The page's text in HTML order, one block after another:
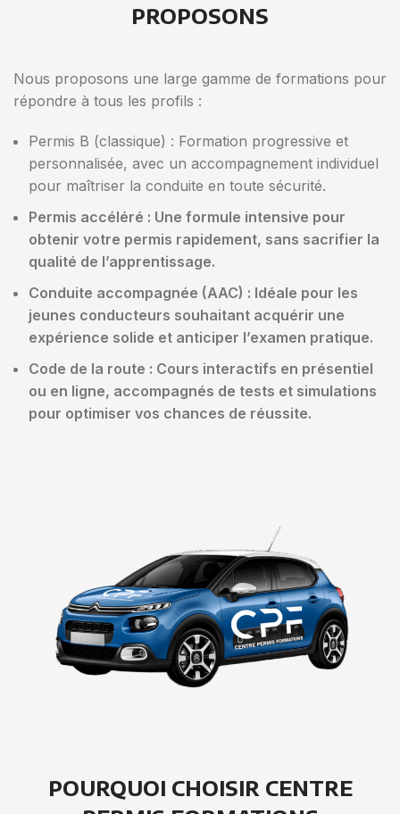
PROPOSONS
Nous proposons une large gamme de formations pour
répondre à tous les profils :
Permis B (classique) : Formation progressive et
personnalisée, avec un accompagnement individuel
pour maîtriser la conduite en toute sécurité.
Permis accéléré : Une formule intensive pour
obtenir votre permis rapidement, sans sacrifier la
qualité de l’apprentissage.
Conduite accompagnée (AAC) : Idéale pour les
jeunes conducteurs souhaitant acquérir une
expérience solide et anticiper l’examen pratique.
Code de la route : Cours interactifs en présentiel
ou en ligne, accompagnés de tests et simulations
pour optimiser vos chances de réussite.
POURQUOI CHOISIR CENTRE